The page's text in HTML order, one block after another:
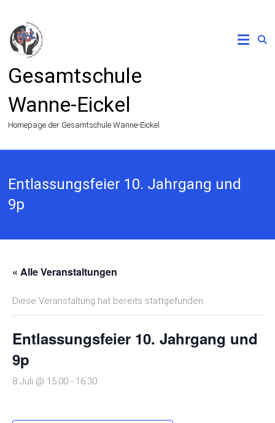
springen
Gesamtschule
Wanne-Eickel
Homepage der Gesamtschule Wanne-Eickel
Entlassungsfeier 10. Jahrgang und
9p
« Alle Veranstaltungen
Diese Veranstaltung hat bereits stattgefunden.
Entlassungsfeier 10. Jahrgang und
9p
8 Juli @ 15:00 - 16:30